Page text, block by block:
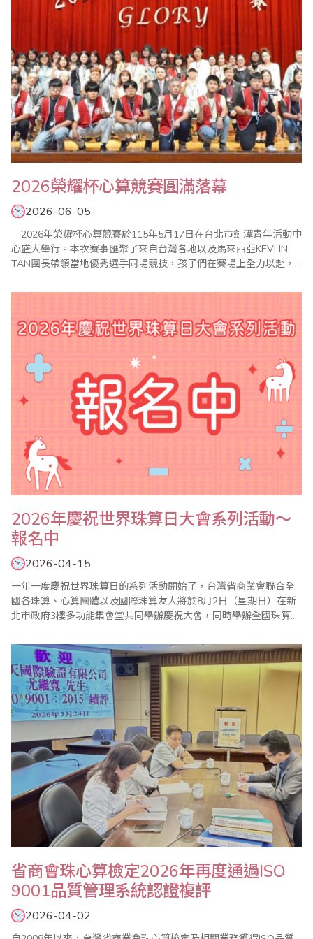
2026榮耀杯心算競賽圓滿落幕
2026-06-05
2026年榮耀杯心算競賽於115年5月17日在台北市劍潭青年活動中
心盛大舉行。本次賽事匯聚了來自台灣各地以及馬來西亞KEVLIN
TAN團長帶領當地優秀選手同場競技，孩子們在賽場上全力以赴，
僅讓現場教練、家長與貴賓共同見證了珠心算教育的豐碩成果，更
的背後，離不開專業團隊的細心籌..
2026年慶祝世界珠算日大會系列活動～
報名中
2026-04-15
一年一度慶祝世界珠算日的系列活動開始了，台灣省商業會聯合全
國各珠算、心算團體以及國際珠算友人將於8月2日（星期日）在新
北市政府3樓多功能集會堂共同舉辦慶祝大會，同時舉辦全國珠算比
暨國際觀摩賽等系列活動，歡迎踴躍報名參加。 ＊2026年全國珠
算比賽暨國際邀請賽 ＊2026年全國心算比賽暨國際邀請賽 ＊20..
省商會珠心算檢定2026年再度通過ISO
9001品質管理系統認證複評
2026-04-02